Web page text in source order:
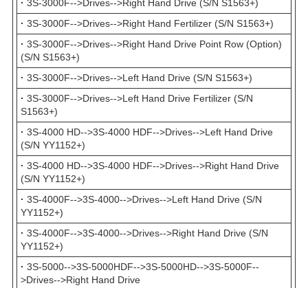
· 3S-3000F-->Drives-->Right Hand Drive (S/N S1563+)
· 3S-3000F-->Drives-->Right Hand Fertilizer (S/N S1563+)
· 3S-3000F-->Drives-->Right Hand Drive Point Row (Option)
(S/N S1563+)
· 3S-3000F-->Drives-->Left Hand Drive (S/N S1563+)
· 3S-3000F-->Drives-->Left Hand Drive Fertilizer (S/N
S1563+)
· 3S-4000 HD-->3S-4000 HDF-->Drives-->Left Hand Drive
(S/N YY1152+)
· 3S-4000 HD-->3S-4000 HDF-->Drives-->Right Hand Drive
(S/N YY1152+)
· 3S-4000F-->3S-4000-->Drives-->Left Hand Drive (S/N
YY1152+)
· 3S-4000F-->3S-4000-->Drives-->Right Hand Drive (S/N
YY1152+)
· 3S-5000-->3S-5000HDF-->3S-5000HD-->3S-5000F--
>Drives-->Right Hand Drive